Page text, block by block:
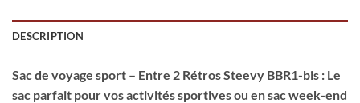
DESCRIPTION
Sac de voyage sport – Entre 2 Rétros Steevy BBR1-bis : Le
sac parfait pour vos activités sportives ou en sac week-end